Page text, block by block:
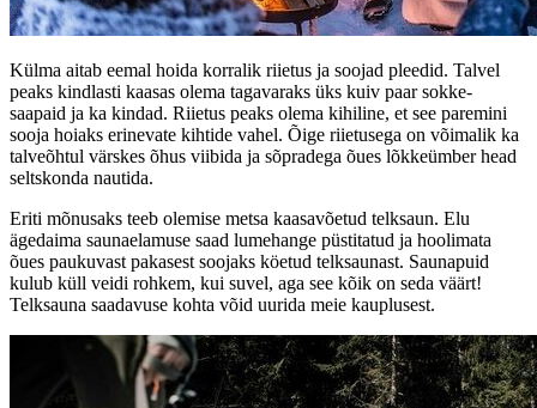
Külma aitab eemal hoida korralik riietus ja soojad pleedid. Talvel
peaks kindlasti kaasas olema tagavaraks üks kuiv paar sokke-
saapaid ja ka kindad. Riietus peaks olema kihiline, et see paremini
sooja hoiaks erinevate kihtide vahel. Õige riietusega on võimalik ka
talveõhtul värskes õhus viibida ja sõpradega õues lõkkeümber head
seltskonda nautida.
Eriti mõnusaks teeb olemise metsa kaasavõetud telksaun. Elu
ägedaima saunaelamuse saad lumehange püstitatud ja hoolimata
õues paukuvast pakasest soojaks köetud telksaunast. Saunapuid
kulub küll veidi rohkem, kui suvel, aga see kõik on seda väärt!
Telksauna saadavuse kohta võid uurida meie kauplusest.